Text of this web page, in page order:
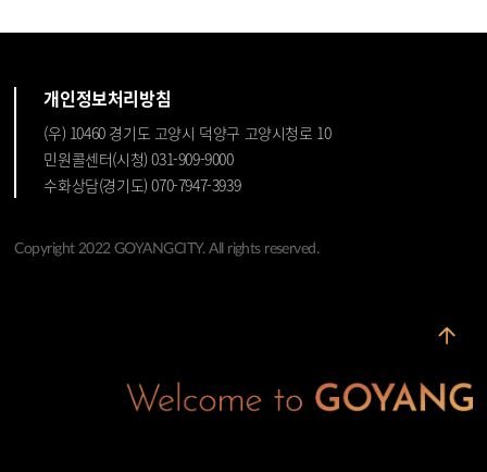
개인정보처리방침
(우) 10460 경기도 고양시 덕양구 고양시청로 10
민원콜센터(시청) 031-909-9000
수화상담(경기도) 070-7947-3939
Copyright 2022 GOYANGCITY. All rights reserved.